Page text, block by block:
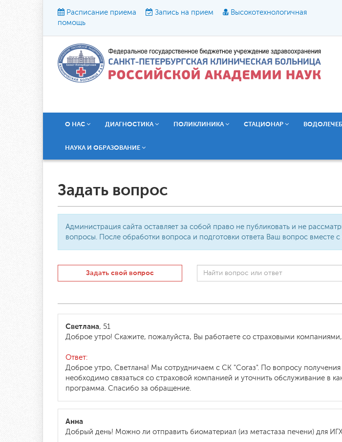
Расписание приема Запись на прием
Высокотехнологичная
помощь
Размер шрифта: A A A
Текст: Кириллица
О НАС ДИАГНОСТИКА ПОЛИКЛИНИКА СТАЦИОНАР
НАУКА И ОБРАЗОВАНИЕ
Задать вопрос
Администрация сайта оставляет за собой право не публиковать и не
вопросы. После обработки вопроса и подготовки ответа Ваш вопрос вместе с
Задать свой вопрос
Светлана, 51
Доброе утро! Скажите, пожалуйста, Вы работаете со страховыми
Ответ:
Доброе утро, Светлана! Мы сотрудничаем с СК "Согаз". По вопросу
необходимо связаться со страховой компанией и уточнить обслуживание в
программа. Спасибо за обращение.
Анна
Добрый день! Можно ли отправить биоматериал (из метастаза печени) для